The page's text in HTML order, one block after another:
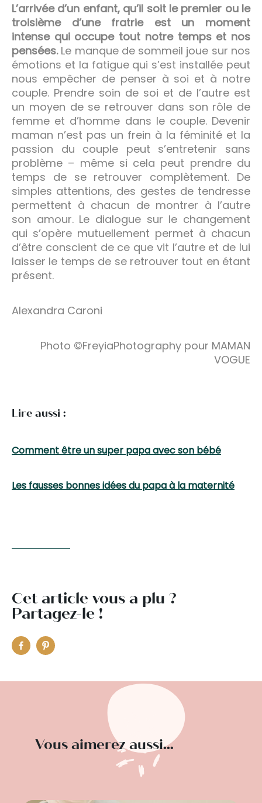
L’arrivée d’un enfant, qu’il soit le premier ou le
troisième d’une fratrie est un moment
intense qui occupe tout notre temps et nos
pensées.Le manque de sommeil joue sur nos
émotions et la fatigue qui s’est installée peut
nous empêcher de penser à soi et à notre
couple. Prendre soin de soi et de l’autre est
un moyen de se retrouver dans son rôle de
femme et d’homme dans le couple. Devenir
maman n’est pas un frein à la féminité et la
passion du couple peut s’entretenir sans
problème – même si cela peut prendre du
temps de se retrouver complètement. De
simples attentions, des gestes de tendresse
permettent à chacun de montrer à l’autre
son amour. Le dialogue sur le changement
qui s’opère mutuellement permet à chacun
d’être conscient de ce que vit l’autre et de lui
laisser le temps de se retrouver tout en étant
présent.
Alexandra Caroni
Photo ©FreyiaPhotography pour MAMAN
VOGUE
Lire aussi :
Comment être un super papa avec son bébé
Les fausses bonnes idées du papa à la maternité
Cet article vous a plu ?
Partagez-le !
Vous aimerez aussi...